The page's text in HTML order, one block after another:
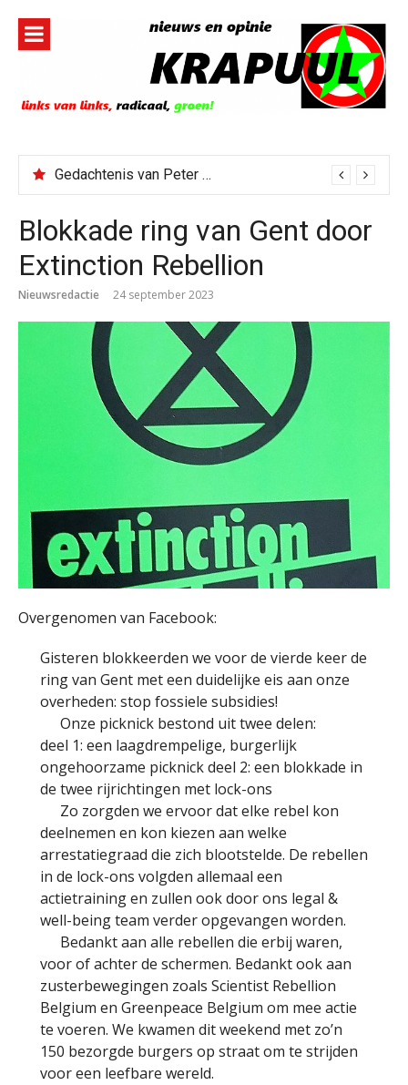
inhoud
Gedachtenis van Peter Faber
Blokkade ring van Gent door
Extinction Rebellion
Nieuwsredactie 24 september 2023
Overgenomen van Facebook:
Gisteren blokkeerden we voor de vierde keer de
ring van Gent met een duidelijke eis aan onze
overheden: stop fossiele subsidies!
Onze picknick bestond uit twee delen:
deel 1: een laagdrempelige, burgerlijk
ongehoorzame picknick deel 2: een blokkade in
de twee rijrichtingen met lock-ons
Zo zorgden we ervoor dat elke rebel kon
deelnemen en kon kiezen aan welke
arrestatiegraad die zich blootstelde. De rebellen
in de lock-ons volgden allemaal een
actietraining en zullen ook door ons legal &
well-being team verder opgevangen worden.
Bedankt aan alle rebellen die erbij waren,
voor of achter de schermen. Bedankt ook aan
zusterbewegingen zoals Scientist Rebellion
Belgium en Greenpeace Belgium om mee actie
te voeren. We kwamen dit weekend met zo’n
150 bezorgde burgers op straat om te strijden
voor een leefbare wereld.